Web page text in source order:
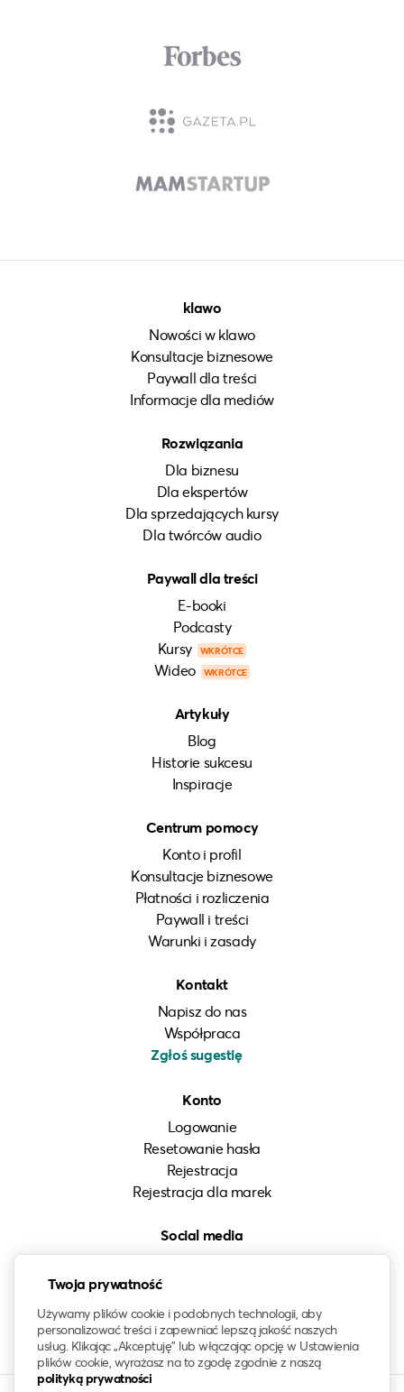
Twoja prywatność
Używamy plików cookie i podobnych technologii, aby
personalizować treści i zapewniać lepszą jakość naszych
usług. Klikając „Akceptuję” lub włączając opcję w Ustawienia
plików cookie, wyrażasz na to zgodę zgodnie z naszą
polityką prywatności
klawo
Nowości w klawo
Konsultacje biznesowe
Paywall dla treści
Informacje dla mediów
Rozwiązania
Dla biznesu
Dla ekspertów
Dla sprzedających kursy
Dla twórców audio
Paywall dla treści
E-booki
Podcasty
Kursy
WKRÓTCE
Wideo WKRÓTCE
Artykuły
Blog
Historie sukcesu
Inspiracje
Centrum pomocy
Konto i profil
Konsultacje biznesowe
Płatności i rozliczenia
Paywall i treści
Warunki i zasady
Kontakt
Napisz do nas
Współpraca
Zgłoś sugestię
Konto
Logowanie
Resetowanie hasła
Rejestracja
Rejestracja dla marek
Social media
Facebook